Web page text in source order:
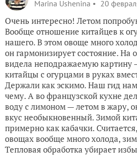
Marina Ushenina 20
Очень интересно! Летом
Вообще отношение китайцев к
нашего. В этом овоще много
он гармонизирует состояние. На
видела неподражаемую картину
китайцы с огурцами в руках
Держали как эскимо. Наш гид
чему. А во французской кухне
воду с лимоном — летом в жару,
вкус необыкновенный. Зимой
примерно как кабачки.
овощах вообще много холода,
Тепловая обработка убирает